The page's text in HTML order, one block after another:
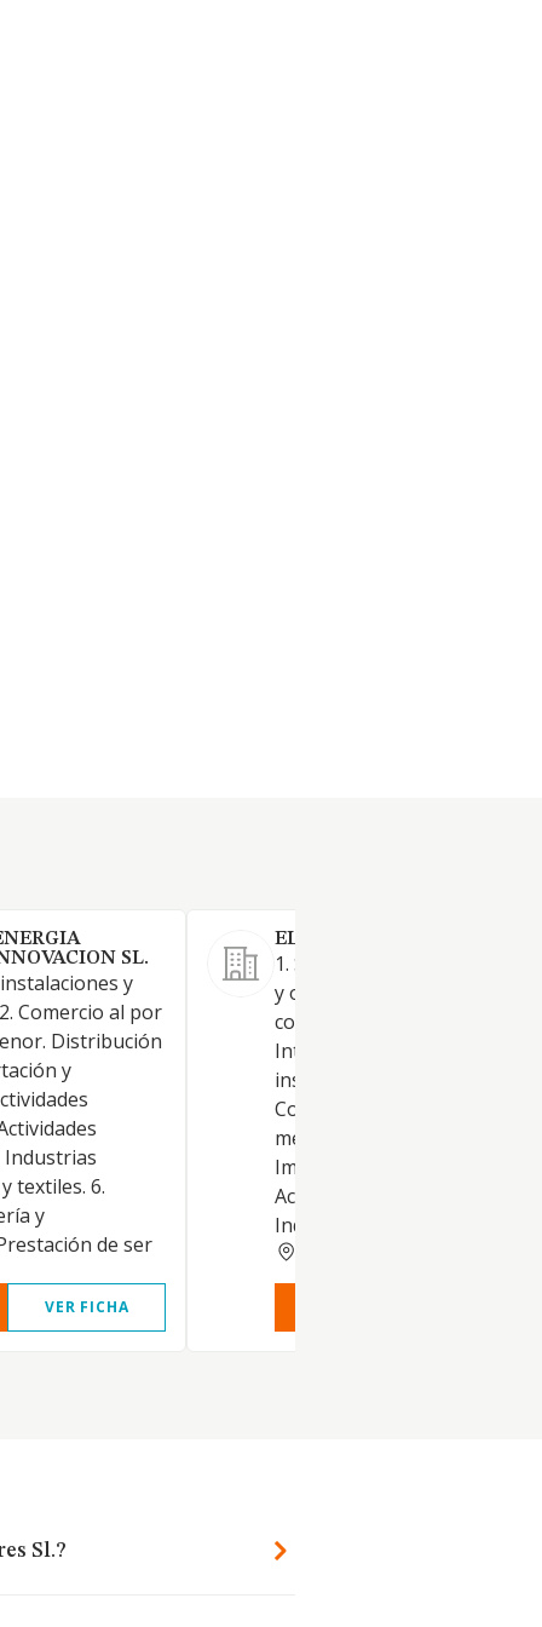
SL.
y
Comercio al por
Distribución
y
Industrias
textiles. 6.
y
de ser
VER FICHA
ELECTRONIC-IOT SL.
1. Servicios técnicos de
y otras actividades
con el asesoramiento
Intermediación-. 2.
instalaciones y
Comercio al por mayor y al
menor. Distribución
Importación y exportación. 4.
Actividades inmobiliarias. 5.
Industrias.
Sl.?